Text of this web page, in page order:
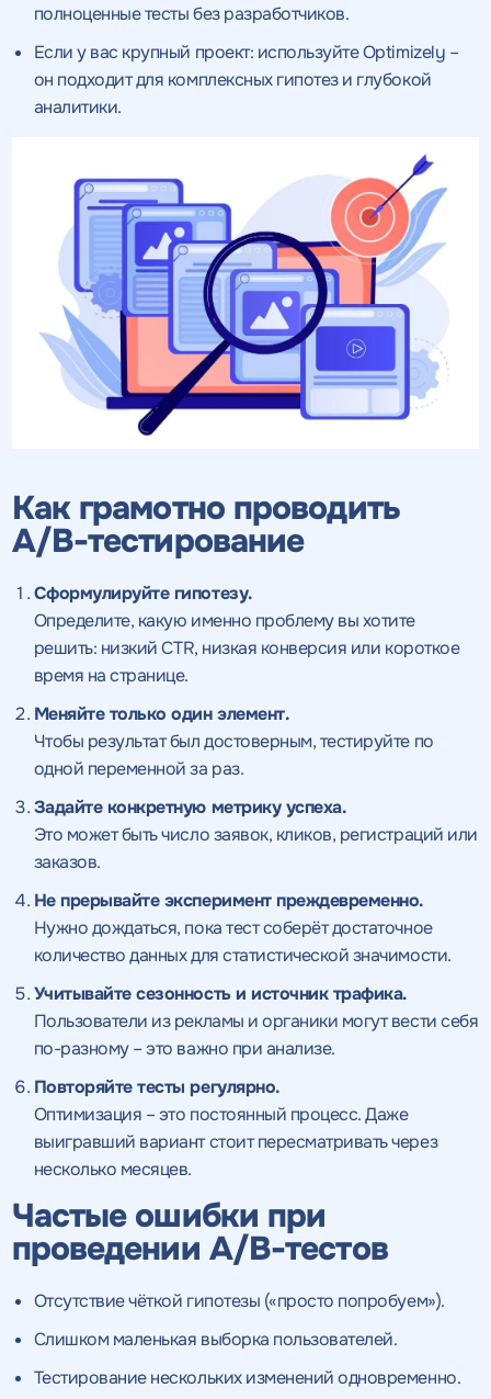
полноценные тесты без разработчиков.
Если у вас крупный проект: используйте Optimizely –
он подходит для комплексных гипотез и глубокой
аналитики.
Как грамотно проводить
A/B-тестирование
Сформулируйте гипотезу.
Определите, какую именно проблему вы хотите
решить: низкий CTR, низкая конверсия или короткое
время на странице.
Меняйте только один элемент.
Чтобы результат был достоверным, тестируйте по
одной переменной за раз.
Задайте конкретную метрику успеха.
Это может быть число заявок, кликов, регистраций или
заказов.
Не прерывайте эксперимент преждевременно.
Нужно дождаться, пока тест соберёт достаточное
количество данных для статистической значимости.
Учитывайте сезонность иисточник трафика.
Пользователи из рекламы и органики могут вести себя
по-разному – это важно при анализе.
Повторяйте тесты регулярно.
Оптимизация – это постоянный процесс. Даже
выигравший вариант стоит пересматривать через
несколько месяцев.
Частые ошибки при
проведении A/B-тестов
Отсутствие чёткой гипотезы («просто попробуем»).
Слишком маленькая выборка пользователей.
Тестирование нескольких изменений одновременно.
Получитькоммерческое
предложение" вы даете согласие
данных и соглашаетесь c
Получитькоммерческое
предложение" вы даете согласие
данных и соглашаетесь c
Получить
SEO - аудит
Вместе с аудитом
мы даем структуру
конкурентов в поиске
Нажимая на кнопку, "Провести аудит" вы даете согласие
обработку персональных данныхи соглашаетесь cполитикой
конфиденциальности
ПРОВЕСТИ АУДИТ
Отклик на вакансию
Укажите ваш номер телефона и мы свяжемся с
вами в ближайшее время
Нажимая на кнопку, "Отправить" вы даете согласие
обработку персональных данныхи соглашаетесь c
конфиденциальности
ОТПРАВИТЬ
Нажимая на кнопку, "отправить" вы даете
согласиена обработку персональных данных
и соглашаетесь c
ОТПРАВИТЬ
обработку персональных данных
предложением
Укажите ваш номер телефона
и введите промокод
соответствующий
интересующему вас
спецпредложению
Нажимая на кнопку, "Отправить" вы даете согласиена
обработку персональных данных
ОТПРАВИТЬ
Нажимая на кнопку, "Перезвонить" вы даете согласиена
и соглашаетесь c
политикой конфиденциальности